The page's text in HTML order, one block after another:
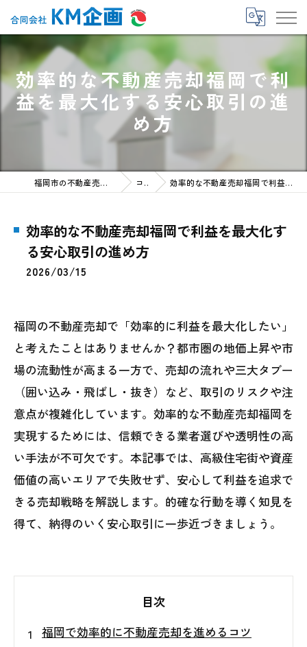
効率的な不動産売却福岡で利
益を最大化する安心取引の進
め方
福岡市の不動産売却なら合同会社KM企画 コラム 効率的な不動産売却福岡で利益を最大化する安心取引の進め方
効率的な不動産売却福岡で利益を最大化す
る安心取引の進め方
2026/03/15
福岡の不動産売却で「効率的に利益を最大化したい」
と考えたことはありませんか？都市圏の地価上昇や市
場の流動性が高まる一方で、売却の流れや三大タブー
（囲い込み・飛ばし・抜き）など、取引のリスクや注
意点が複雑化しています。効率的な不動産売却福岡を
実現するためには、信頼できる業者選びや透明性の高
い手法が不可欠です。本記事では、高級住宅街や資産
価値の高いエリアで失敗せず、安心して利益を追求で
きる売却戦略を解説します。的確な行動を導く知見を
得て、納得のいく安心取引に一歩近づきましょう。
目次
福岡で効率的に不動産売却を進めるコツ